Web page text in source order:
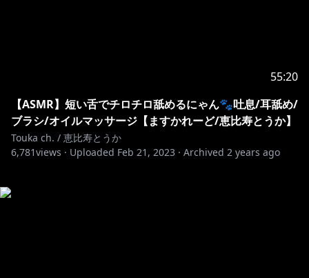
55:20
【ASMR】短い舌でチロチロ舐めるにゃん🐾吐息/耳舐め/
ブラシ/オイルマッサージ【ますかれーど/恵比寿とうか】
Touka ch. / 恵比寿とうか
6,781views · Uploaded Feb 21, 2023 · Archived 2 years ago